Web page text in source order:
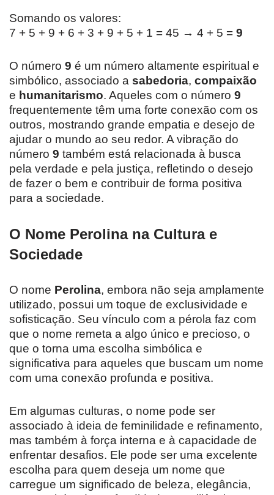
Somando os valores:
7 + 5 + 9 + 6 + 3 + 9 + 5 + 1 = 45 → 4 + 5 = 9
O número 9 é um número altamente espiritual e
simbólico, associado a sabedoria, compaixão
e humanitarismo. Aqueles com o número 9
frequentemente têm uma forte conexão com os
outros, mostrando grande empatia e desejo de
ajudar o mundo ao seu redor. A vibração do
número 9 também está relacionada à busca
pela verdade e pela justiça, refletindo o desejo
de fazer o bem e contribuir de forma positiva
para a sociedade.
O Nome Perolina na Cultura e
Sociedade
O nome Perolina, embora não seja amplamente
utilizado, possui um toque de exclusividade e
sofisticação. Seu vínculo com a pérola faz com
que o nome remeta a algo único e precioso, o
que o torna uma escolha simbólica e
significativa para aqueles que buscam um nome
com uma conexão profunda e positiva.
Em algumas culturas, o nome pode ser
associado à ideia de feminilidade e refinamento,
mas também à força interna e à capacidade de
enfrentar desafios. Ele pode ser uma excelente
escolha para quem deseja um nome que
carregue um significado de beleza, elegância,